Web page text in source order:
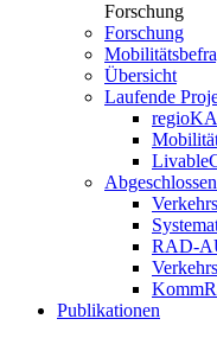
Forschung
Forschung
Übersicht
Laufende
RAD-
Publikationen